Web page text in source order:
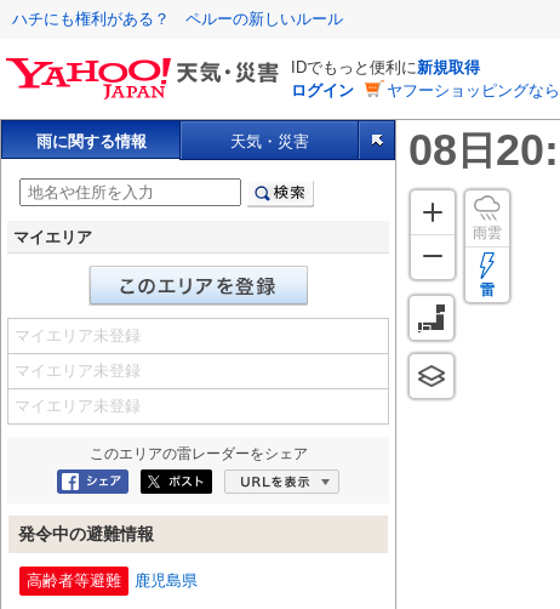
ハチにも権利がある？ ペルーの新しいルール
IDでもっと便利に新規取得
ログイン
ヤフーショッピングな
雨に関する情報 天気・災害
マイエリア
マイエリア未登録
マイエリア未登録
マイエリア未登録
このエリアの雷レーダーをシェア
Facebookにシェア
ポスト
発令中の避難情報
高齢者等避難 鹿児島県
雨雲
雷
08 日